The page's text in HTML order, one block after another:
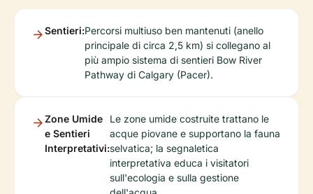
Sentieri:Percorsi multiuso ben mantenuti (anello
principale di circa 2,5 km) si collegano al
più ampio sistema di sentieri Bow River
Pathway di Calgary (Pacer).
Zone Umide
e Sentieri
Interpretativi:
Le zone umide costruite trattano le
acque piovane e supportano la fauna
selvatica; la segnaletica
interpretativa educa i visitatori
sull'ecologia e sulla gestione